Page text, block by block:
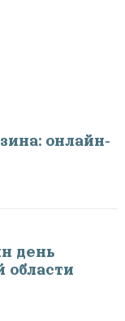
онлайн-
день
области